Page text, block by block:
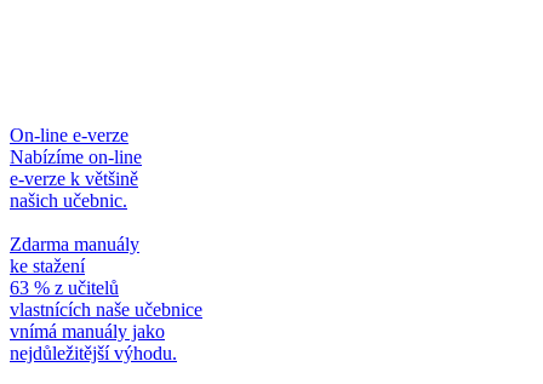
On-line e-verze
Nabízíme on-line
e-verze k většině
našich učebnic.
Zdarma manuály
ke stažení
63 % z učitelů
vlastnících naše učebnice
vnímá manuály jako
nejdůležitější výhodu.